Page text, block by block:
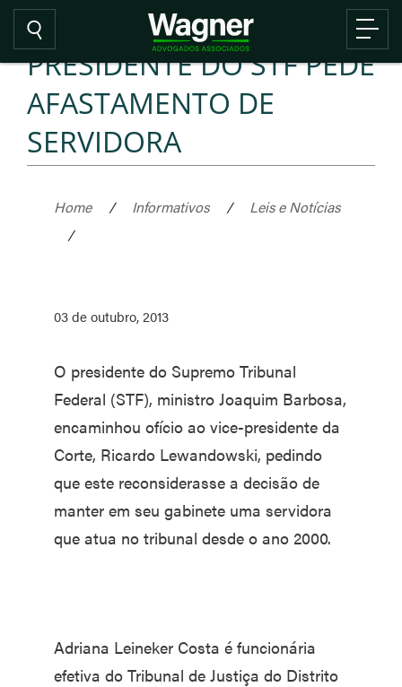
PRESIDENTE DO STF PEDE
AFASTAMENTO DE
SERVIDORA
Home / Informativos /
Leis e Notícias
/
03 de outubro, 2013
O presidente do Supremo Tribunal
Federal (STF), ministro Joaquim Barbosa,
encaminhou ofício ao vice-presidente da
Corte, Ricardo Lewandowski, pedindo
que este reconsiderasse a decisão de
manter em seu gabinete uma servidora
que atua no tribunal desde o ano 2000.
Adriana Leineker Costa é funcionária
efetiva do Tribunal de Justiça do Distrito